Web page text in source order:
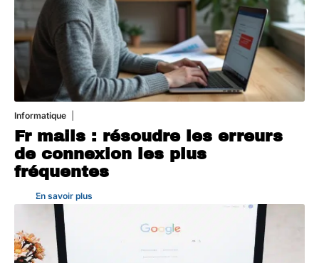
Informatique
Fr mails : résoudre les erreurs
de connexion les plus
fréquentes
En savoir plus